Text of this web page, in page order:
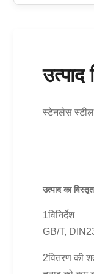
उत्पाद
स्टेनलेस स्टील
उत्पाद का
1विनिर्देश
GB/T,
2वितरण की